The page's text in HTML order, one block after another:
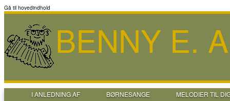
Gå til hovedindhold
BENNY E.
I ANLEDNING AF BØRNESANGE
MELODIER TIL